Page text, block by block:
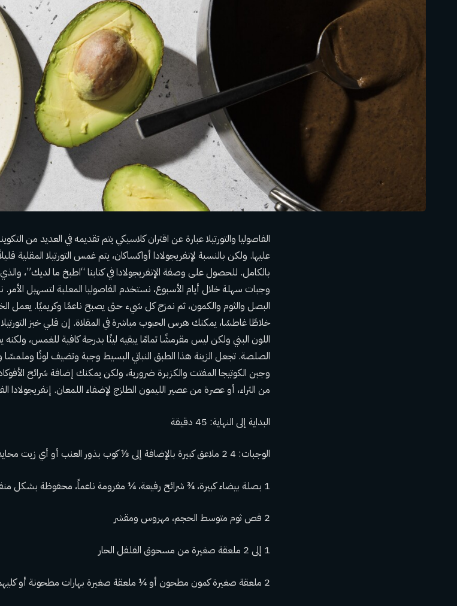
الفاصوليا والتورتيلا عبارة عن اقتران كلاسيكي يتم تقديمه في العديد من
عليها. ولكن بالنسبة لإنفريجولادا أواكساكان، يتم غمس التورتيلا المقلية
بالكامل. للحصول على وصفة الإنفريجولادا في كتابنا “اطبخ ما لديك”،
وجبات سهلة خلال أيام الأسبوع، نستخدم الفاصوليا المعلبة لتسهيل
البصل والثوم والكمون، ثم نمزج كل شيء حتى يصبح ناعمًا وكريميًا. يعمل
خلاطًا غاطسًا، يمكنك هرس الحبوب مباشرة في المقلاة. إن قلي خبز
اللون البني ولكن ليس مقرمشًا تمامًا يبقيه لينًا بدرجة كافية للغمس،
الصلصة. تجعل الزينة هذا الطبق النباتي البسيط وجبة وتضيف لونًا وملمسًا
وجبن الكوتيجا المفتت والكزبرة ضرورية، ولكن يمكنك إضافة شرائح
من الثراء، أو عصرة من عصير الليمون الطازج لإضفاء اللمعان. إنفريجولادا
البداية إلى النهاية: 45 دقيقة
الوجبات: 4 2 ملاعق كبيرة بالإضافة إلى ⅓ كوب بذور العنب أو أي زيت محايد آخر، مقسمة
1 بصلة بيضاء كبيرة، ¾ شرائح رفيعة، ¼ مفرومة ناعماً، محفوظة بشكل منفصل
2 فص ثوم متوسط ​​الحجم، مهروس ومقشر
1 إلى 2 ملعقة صغيرة من مسحوق الفلفل الحار
2 ملعقة صغيرة كمون مطحون أو ¼ ملعقة صغيرة بهارات مطحونة أو كليهما